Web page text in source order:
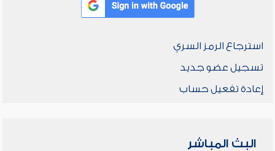
استرجاع الرمز السري
تسجيل عضو جديد
إعادة تفعيل حساب
البث المباشر